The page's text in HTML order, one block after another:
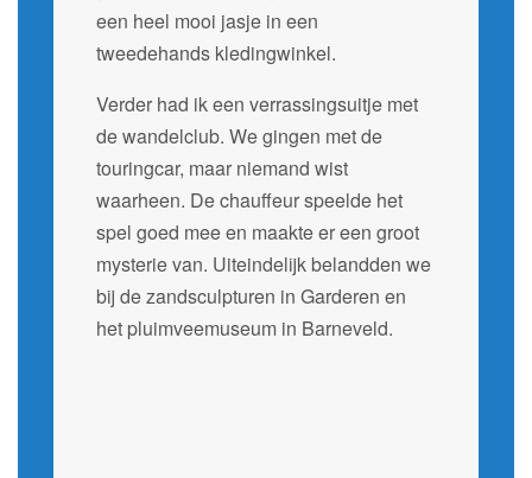
een heel mooi jasje in een
tweedehands kledingwinkel.
Verder had ik een verrassingsuitje met
de wandelclub. We gingen met de
touringcar, maar niemand wist
waarheen. De chauffeur speelde het
spel goed mee en maakte er een groot
mysterie van. Uiteindelijk belandden we
bij de zandsculpturen in Garderen en
het pluimveemuseum in Barneveld.